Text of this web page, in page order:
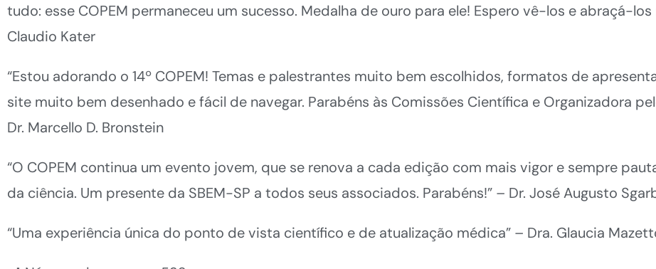
tudo: esse COPEM permaneceu um sucesso. Medalha de ouro para ele! Espero vê-los e abraçá-los
Claudio Kater
“Estou adorando o 14º COPEM! Temas e palestrantes muito bem escolhidos, formatos de
site muito bem desenhado e fácil de navegar. Parabéns às Comissões Científica e Organizadora
Dr. Marcello D. Bronstein
“O COPEM continua um evento jovem, que se renova a cada edição com mais vigor e sempre
da ciência. Um presente da SBEM-SP a todos seus associados. Parabéns!” – Dr. José Augusto
“Uma experiência única do ponto de vista científico e de atualização médica” – Dra. Glaucia